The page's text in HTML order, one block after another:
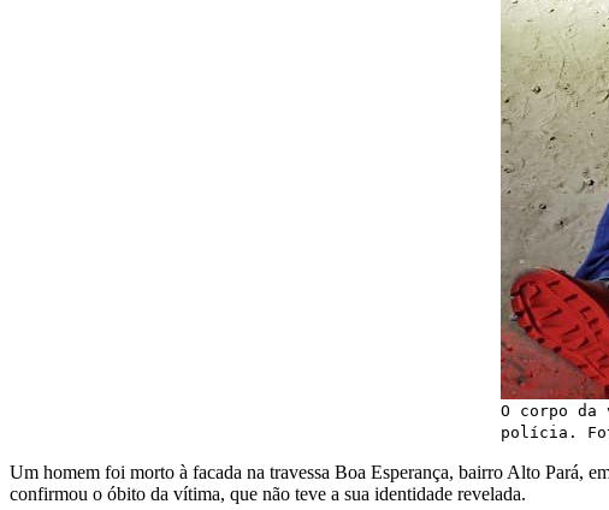
O corpo
polícia.
Um homem foi morto à facada na travessa Boa Esperança, bairro Alto Pará,
confirmou o óbito da vítima, que não teve a sua identidade revelada.